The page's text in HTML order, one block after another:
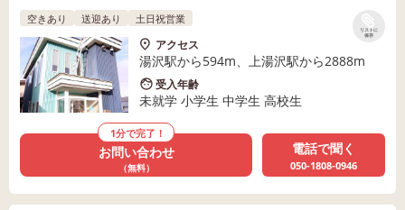
リストに
保存
空きあり 送迎あり 土日祝営業
アクセス
湯沢駅から594m、上湯沢駅から2888m
受入年齢
未就学 小学生 中学生 高校生
1分で完了！
お問い合わせ
（無料）
電話で聞く
050-1808-0946